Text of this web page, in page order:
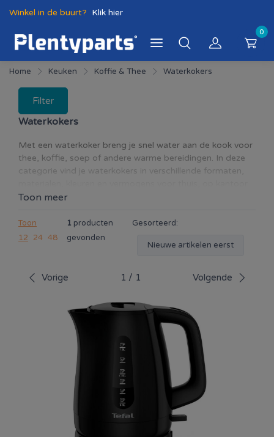
Winkel in de buurt? Klik hier
0
Home Keuken Koffie & Thee Waterkokers
Filter
Waterkokers
Met een waterkoker breng je snel water aan de kook voor
thee, koffie, soep of andere warme bereidingen. In deze
categorie vind je waterkokers in verschillende formaten,
of in een kleinere keuken. Let bij het kiezen op de inhoud
het bedieningsgemak. Afhankelijk van het model zijn
functies beschikbaar zoals automatische uitschakeling,
droogkookbeveiliging, een uitneembaar antikalkfilter,
compacte waterkoker voor enkele koppen of een grotere
uitvoering voor meerdere personen. Ontkalk het apparaat
efficiënt blijft werken en langer meegaat.
Toon meer
Toon
12
24 48
1 producten
gevonden
Gesorteerd:
Nieuwe artikelen eerst
Vorige 1 / 1 Volgende